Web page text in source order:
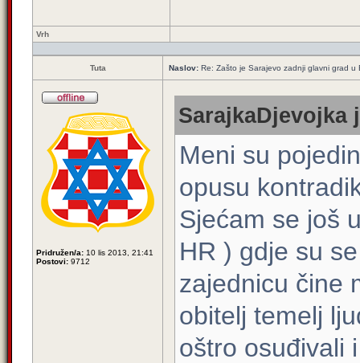
Vrh
Tuta Naslov: Re: Zašto je Sarajevo zadnji glavni grad
Pridružen/a: 10 lis 2013, 21:41
Postovi: 9712
SarajkaDjevojka
Meni su
opusu
Sjećam se još
HR ) gdje su
zajednicu čine
obitelj temelj
oštro osuđivali